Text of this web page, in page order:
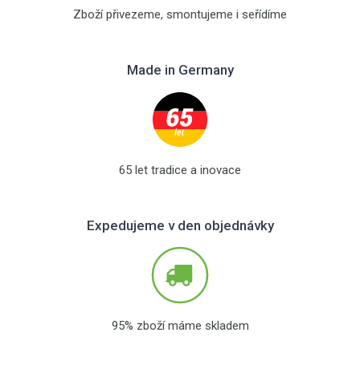
Zboží přivezeme, smontujeme i seřídíme
Made in Germany
65 let tradice a inovace
Expedujeme v den objednávky
95% zboží máme skladem